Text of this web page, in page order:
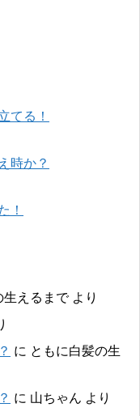
てる！
時か？
！
生えるまでより
に ともに白髪の生
に 山ちゃん より